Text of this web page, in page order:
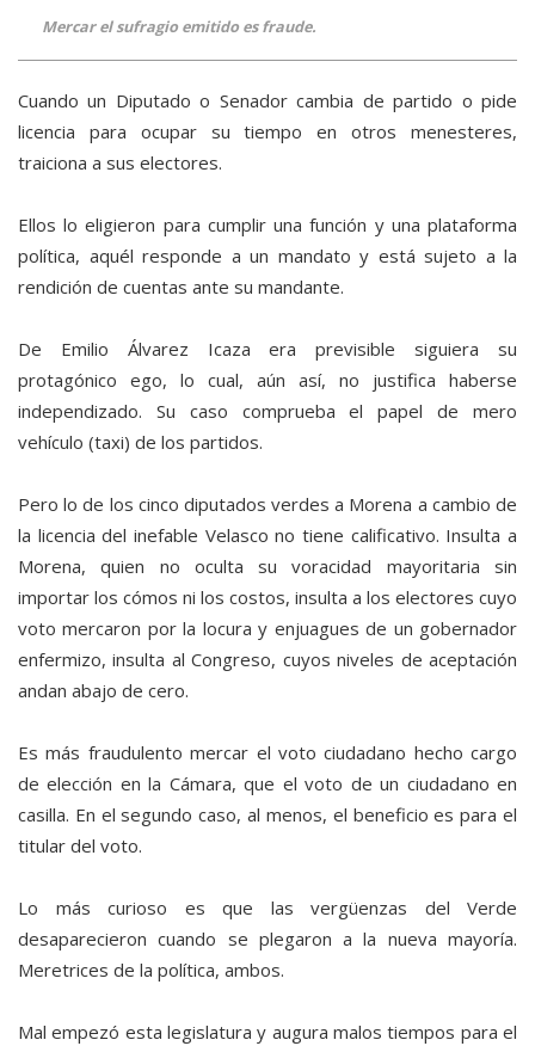
Mercar el sufragio emitido es fraude.
Cuando un Diputado o Senador cambia de partido o pide
licencia para ocupar su tiempo en otros menesteres,
traiciona a sus electores.
Ellos lo eligieron para cumplir una función y una plataforma
política, aquél responde a un mandato y está sujeto a la
rendición de cuentas ante su mandante.
De Emilio Álvarez Icaza era previsible siguiera su
protagónico ego, lo cual, aún así, no justifica haberse
independizado. Su caso comprueba el papel de mero
vehículo (taxi) de los partidos.
Pero lo de los cinco diputados verdes a Morena a cambio de
la licencia del inefable Velasco no tiene calificativo. Insulta a
Morena, quien no oculta su voracidad mayoritaria sin
importar los cómos ni los costos, insulta a los electores cuyo
voto mercaron por la locura y enjuagues de un gobernador
enfermizo, insulta al Congreso, cuyos niveles de aceptación
andan abajo de cero.
Es más fraudulento mercar el voto ciudadano hecho cargo
de elección en la Cámara, que el voto de un ciudadano en
casilla. En el segundo caso, al menos, el beneficio es para el
titular del voto.
Lo más curioso es que las vergüenzas del Verde
desaparecieron cuando se plegaron a la nueva mayoría.
Meretrices de la política, ambos.
Mal empezó esta legislatura y augura malos tiempos para el